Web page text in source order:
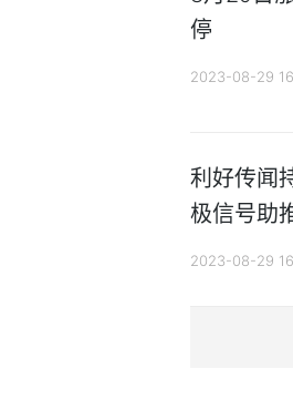
停
2023-08-29
利好传闻
极信号助
2023-08-29